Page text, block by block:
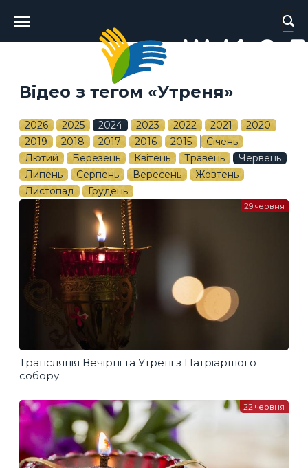
Головне
меню
Відео з тегом «Утреня»
2026 2025 2024 2023 2022 2021
2020
2019
2018 2017 2016 2015
Січень
Лютий
Березень Квітень Травень
Червень
Липень
Серпень Вересень
Жовтень
Листопад
Грудень
Трансляція Вечірні та Утрені з Патріаршого
собору
29 червня
22 червня